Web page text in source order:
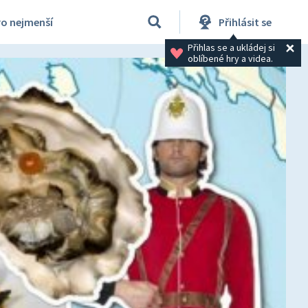
nejmenší Přihlásit se
Přihlas se a ukládej si
oblíbené hry a videa.